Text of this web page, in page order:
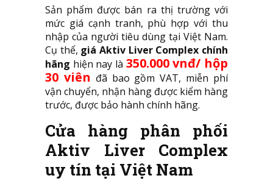
Sản phẩm được bán ra thị trường với
mức giá cạnh tranh, phù hợp với thu
nhập của người tiêu dùng tại Việt Nam.
Cụ thể, giá Aktiv Liver Complex chính
hãng hiện nay là 350.000 vnđ/ hộp
30 viên đã bao gồm VAT, miễn phí
vận chuyển, nhận hàng được kiểm hàng
trước, được bảo hành chính hãng.
Cửa hàng phân phối
Aktiv Liver Complex
uy tín tại Việt Nam